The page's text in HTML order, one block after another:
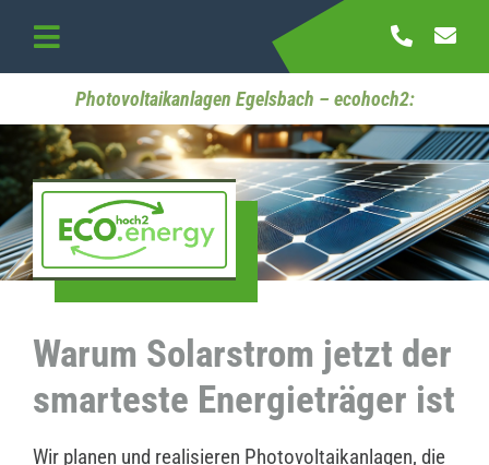
content
Toggle
Navigation
Startseite
Referenzen
Kontakt
Photovoltaikanlagen Egelsbach – ecohoch2:
Warum Solarstrom jetzt der
smarteste Energieträger ist
Wir planen und realisieren Photovoltaikanlagen, die